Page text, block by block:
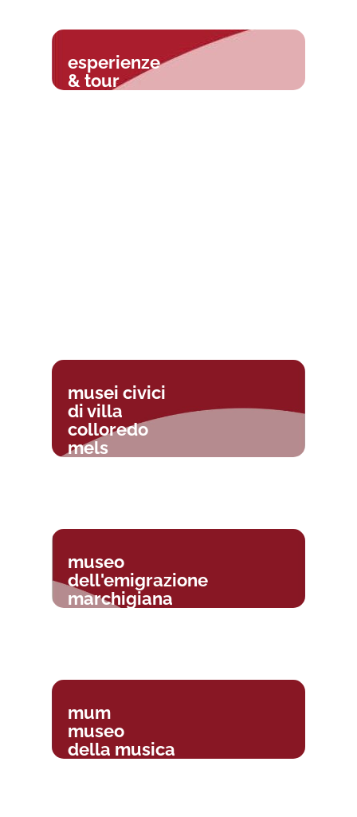
esperienze
& tour
musei civici
di villa
colloredo
mels
museo
dell'emigrazione
marchigiana
mum
museo
della musica